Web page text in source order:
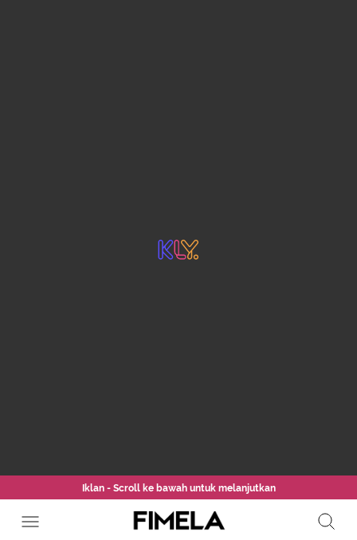
Iklan - Scroll ke bawah untuk melanjutkan